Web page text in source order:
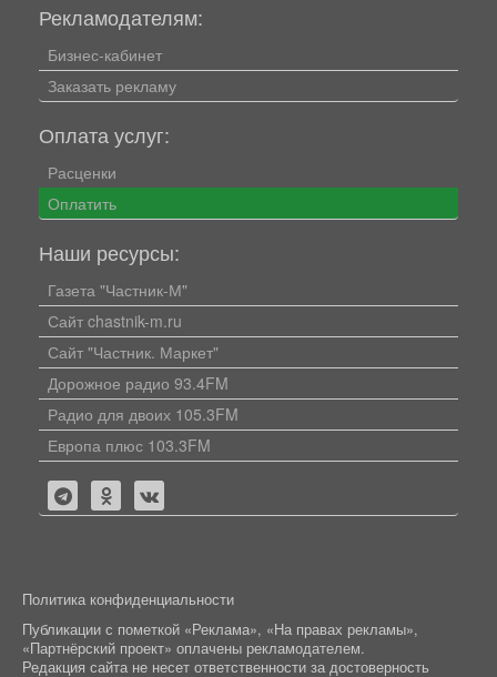
Рекламодателям:
Бизнес-кабинет
Заказать рекламу
Оплата услуг:
Расценки
Оплатить
Наши ресурсы:
Газета "Частник-М"
Сайт chastnik-m.ru
Сайт "Частник. Маркет"
Дорожное радио 93.4FM
Радио для двоих 105.3FM
Европа плюс 103.3FM
Политика конфиденциальности
Публикации с пометкой «Реклама», «На правах рекламы»,
«Партнёрский проект» оплачены рекламодателем.
Редакция сайта не несет ответственности за достоверность